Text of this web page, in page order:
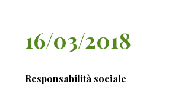
16/03/2018
Responsabilità sociale